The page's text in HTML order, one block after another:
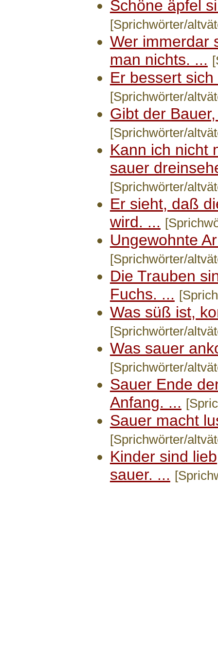
Schöne äpfel
[Sprichwörter/
Wer immerdar
man nichts. ...
Er bessert
[Sprichwörter/
Gibt der
[Sprichwörter/
Kann ich nicht
sauer
[Sprichwörter/
Er sieht, daß
wird. ...
Ungewohnte
[Sprichwörter/
Die Trauben
Fuchs. ...
Was süß ist,
[Sprichwörter/
Was sauer
[Sprichwörter/
Sauer Ende
Anfang. ...
Sauer macht
[Sprichwörter/
Kinder sind
sauer. ...